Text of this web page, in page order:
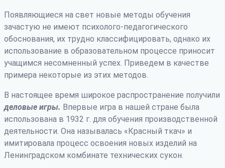
Появляющиеся на свет новые методы обучения
зачастую не имеют психолого-педагогического
обоснования, их трудно классифицировать, однако их
использование в образовательном процессе приносит
учащимся несомненный успех. Приведем в качестве
примера некоторые из этих методов.
В настоящее время широкое распространение получили
деловые игры. Впервые игра в нашей стране была
использована в 1932 г. для обучения производственной
деятельности. Она называлась «Красный ткач» и
имитировала процесс освоения новых изделий на
Ленинградском комбинате технических сукон.